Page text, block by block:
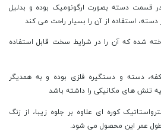
قسمت دسته بصورت ارگونومیک بوده و بدلیل
استفاده از آن را بسیار راحت می کند
شده که آن را در شرایط سخت قابل استفاده
دسته و دستگیره فلزی بوده و به همدیگر
تنش های مکانیکی را داشته باشد
کوره ای علاوه بر جلوه زیبا، از زنگ
عمر این محصول می شود.